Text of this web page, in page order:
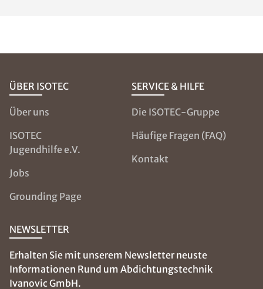
ÜBER ISOTEC
Über uns
ISOTEC
Jugendhilfe e.V.
Jobs
Grounding Page
SERVICE & HILFE
Die ISOTEC-Gruppe
Häufige Fragen (FAQ)
Kontakt
NEWSLETTER
Erhalten Sie mit unserem Newsletter neuste
Informationen Rund um Abdichtungstechnik
Ivanovic GmbH.